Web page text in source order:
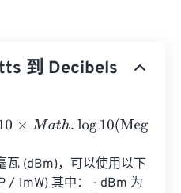
到 Decibels
th .log10(Megawatts⋅1000000
瓦 (dBm)，可以使用以下
/ 1mW) 其中： - dBm 为